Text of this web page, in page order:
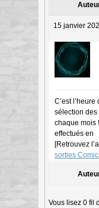
15 janvier
C’est
sélection des
chaque mois
effectués en
[Retrouvez
sorties
Vous lisez 0 fil